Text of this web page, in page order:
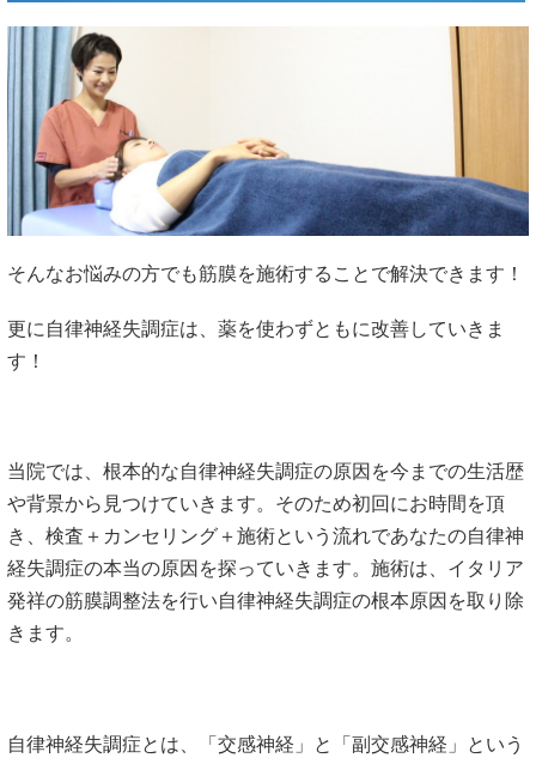
そんなお悩みの方でも筋膜を施術することで解決できます！
更に自律神経失調症は、薬を使わずともに改善していきま
す！
当院では、根本的な自律神経失調症の原因を今までの生活歴
や背景から見つけていきます。そのため初回にお時間を頂
き、検査＋カンセリング＋施術という流れであなたの自律神
経失調症の本当の原因を探っていきます。施術は、イタリア
発祥の筋膜調整法を行い自律神経失調症の根本原因を取り除
きます。
自律神経失調症とは、「交感神経」と「副交感神経」という